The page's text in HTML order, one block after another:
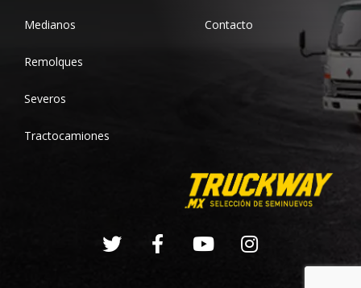
Medianos
Remolques
Severos
Tractocamiones
Contacto